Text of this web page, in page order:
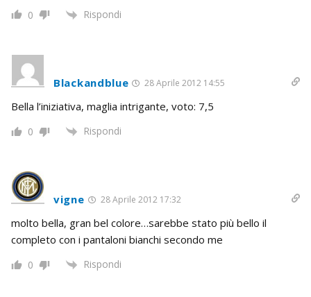
0 Rispondi
Blackandblue 28 Aprile 2012 14:55
Bella l’iniziativa, maglia intrigante, voto: 7,5
0 Rispondi
vigne 28 Aprile 2012 17:32
molto bella, gran bel colore…sarebbe stato più bello il
completo con i pantaloni bianchi secondo me
0 Rispondi